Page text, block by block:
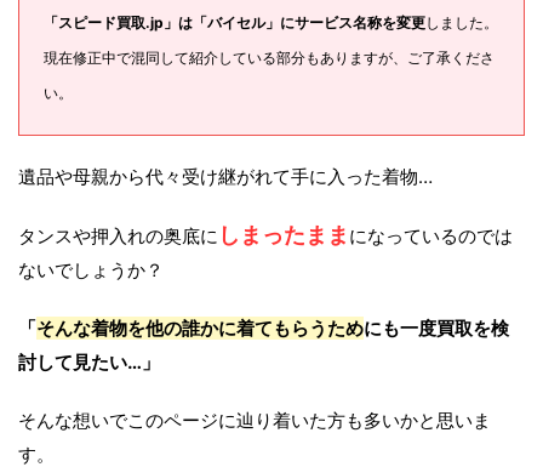
「スピード買取.jp」は「バイセル」にサービス名称を変更しました。
現在修正中で混同して紹介している部分もありますが、ご了承くださ
い。
遺品や母親から代々受け継がれて手に入った着物…
タンスや押入れの奥底に しまったまま になっているのでは
ないでしょうか？
「そんな着物を他の誰かに着てもらうためにも一度買取を検
討して見たい…」
そんな想いでこのページに辿り着いた方も多いかと思いま
す。